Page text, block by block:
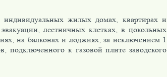
жилых домах, квартирах и
лестничных клетках, в цокольных
на балконах и лоджиях, за исключением 1
подключенного к газовой плите заводского